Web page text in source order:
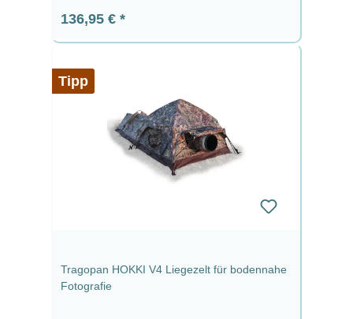
Regulärer Preis:
136,95 €
Tipp
Tragopan HOKKI V4 Liegezelt für bodennahe
Fotografie